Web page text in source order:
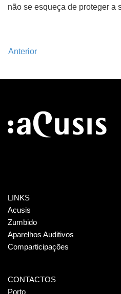
não se esqueça de proteger a
Anterior
LINKS
Acusis
Zumbido
Aparelhos Auditivos
Comparticipações
CONTACTOS
Porto